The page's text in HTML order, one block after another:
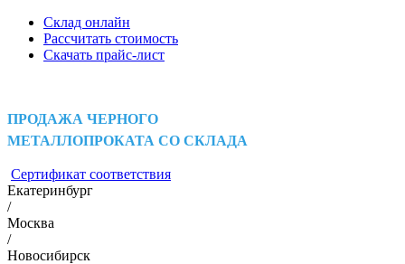
Склад онлайн
Рассчитать стоимость
Скачать прайс-лист
ПРОДАЖА ЧЕРНОГО
МЕТАЛЛОПРОКАТА СО СКЛАДА
Сертификат соответствия
Екатеринбург
/
Москва
/
Новосибирск